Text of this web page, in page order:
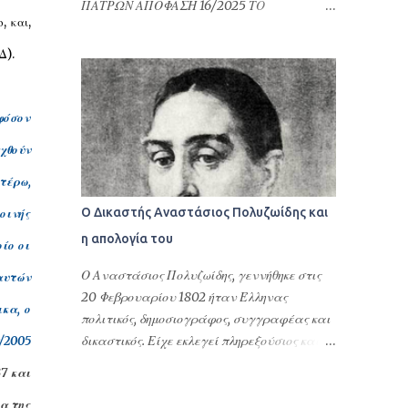
και,
οι
ο
2005
και
της
τακτοποίηση φορολογικών του θεμάτων ή
ομογενών στην Ελλάδα και στις σχέσεις
τους με τη Δημόσια Διοίκηση της Ελλάδας.
Επιπλέον δίνονται προκειμένου να γίνουν
εγγραφές στους Δήμους της Ελλάδας, να
ανοίξουν οικ...
ΠΑΤΡΩΝ ΑΠΟΦΑΣΗ 16/2025 ΤΟ
ΔΙΑΦΟΡΩΝ ΕΛΛΗΝΙΚΗ ΔΗΜΟΚΡΑΤΙΑ
ΠΡΩΤΟΔΙΚΕΙΟ ΠΑΤΡΩΝ ΑΠΟΦΑΣΗ 16/2025
ΤΟ ΜΟΝΟΜΕΛΕΣ ΠΡΩΤΟΔΙΚΕΙΟ ΠΑΤΡΩΝ
ΕΙΔΙΚΗ ΔΙΑΔΙΚΑΣΙΑ ΠΕΡΙΟΥΣΙΑΚΩΝ
ΔΙΑΦΟΡΩΝ Συγκροτήθηκε από το Δικαστή
Βάιο Τσιανάβα, Πρωτόδικη, και από τη
Γραμματέα Αναστασία Σφουγγάρη.
Συνεδρίασε δημόσια στο ακροατήριό του
στην Πάτρα τη 18η Ιανουάριου 2024, για να
δικάσει την υπόθεση μεταξύ: Του
ανακόπτοντος: . του . και της ., κατοίκου
Πειραιά Αττικής, επί της οδού . αρ. ., με
Α.Φ.Μ. ..., ο οποίος παραστάθηκε δια της
Ο Δικαστής Αναστάσιος Πολυζωίδης και
η απολογία του
Ο Αναστάσιος Πολυζωίδης, γεννήθηκε στις
20 Φεβρουαρίου 1802 ήταν Έλληνας
πολιτικός, δημοσιογράφος, συγγραφέας και
δικαστικός. Είχε εκλεγεί πληρεξούσιος και